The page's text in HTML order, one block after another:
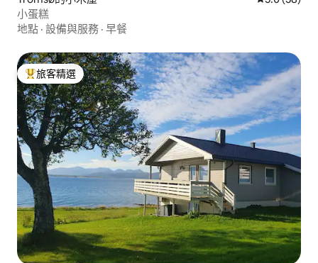
小蛋糕
地點 · 設備與服務 · 早餐
旅客精選榜首
旅客精選